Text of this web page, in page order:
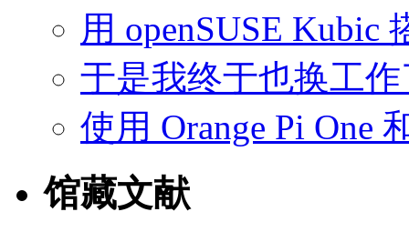
用 openSUSE Kubic
于是我终于也换工作
使用 Orange Pi One
馆藏文献